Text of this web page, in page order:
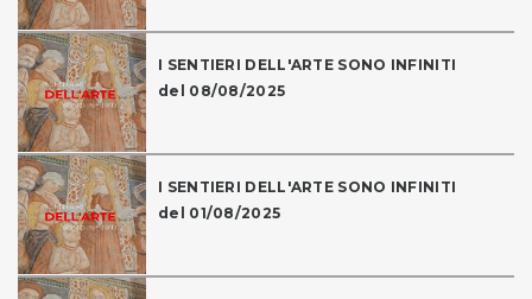
I SENTIERI DELL'ARTE SONO INFINITI
del 08/08/2025
I SENTIERI DELL'ARTE SONO INFINITI
del 01/08/2025